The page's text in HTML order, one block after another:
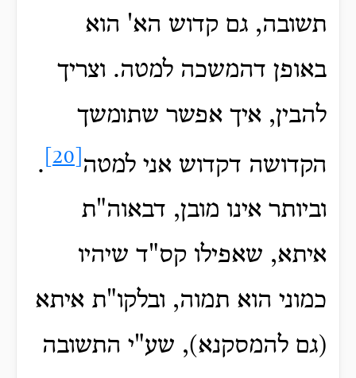
תשובה, גם קדוש הא' הוא
באופן דהמשכה למטה. וצריך
להבין, איך אפשר שתומשך
הקדושה דקדוש אני למטה
.
וביותר אינו מובן, דבאוה"ת
איתא, שאפילו קס"ד שיהיו
כמוני הוא תמוה, ובלקו"ת איתא
(גם להמסקנא), שע"י התשובה